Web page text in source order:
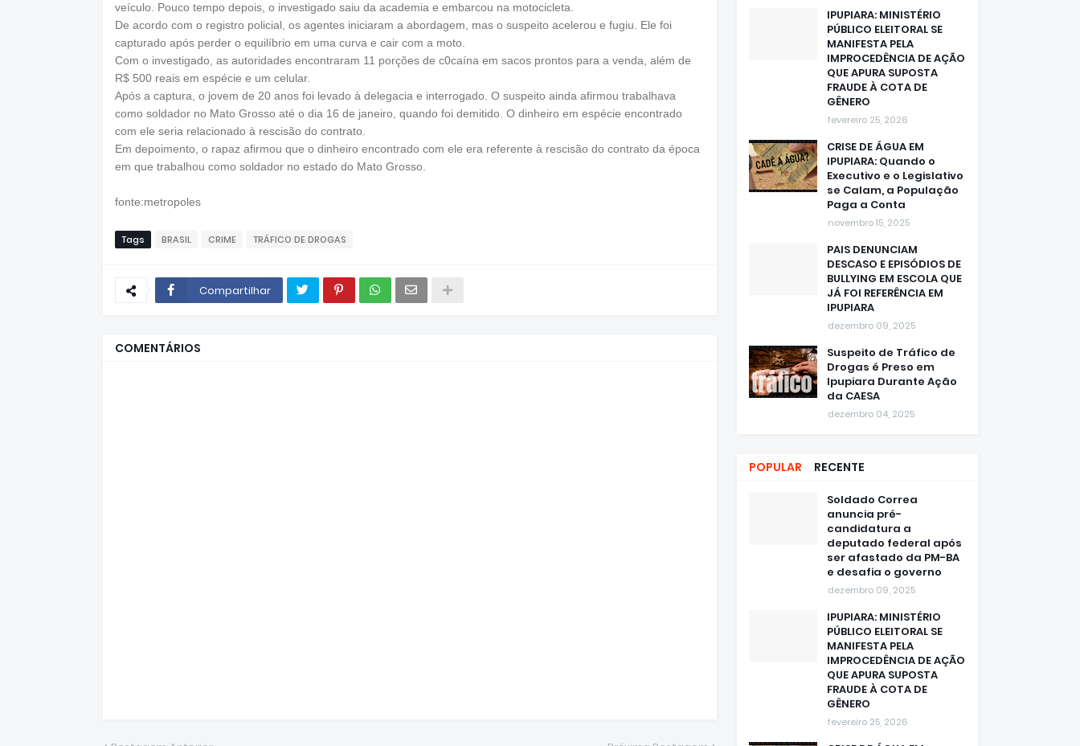
veículo. Pouco tempo depois, o investigado saiu da academia e embarcou na motocicleta.
De acordo com o registro policial, os agentes iniciaram a abordagem, mas o suspeito acelerou e fugiu. Ele foi
capturado após perder o equilíbrio em uma curva e cair com a moto.
Com o investigado, as autoridades encontraram 11 porções de c0caína em sacos prontos para a venda, além de
R$ 500 reais em espécie e um celular.
Após a captura, o jovem de 20 anos foi levado à delegacia e interrogado. O suspeito ainda afirmou trabalhava
como soldador no Mato Grosso até o dia 16 de janeiro, quando foi demitido. O dinheiro em espécie encontrado
com ele seria relacionado à rescisão do contrato.
Em depoimento, o rapaz afirmou que o dinheiro encontrado com ele era referente à rescisão do contrato da época
em que trabalhou como soldador no estado do Mato Grosso.
fonte:metropoles
Tags BRASIL CRIME TRÁFICO DE DROGAS
Compartilhar
COMENTÁRIOS
IPUPIARA: MINISTÉRIO
PÚBLICO ELEITORAL SE
MANIFESTA PELA
IMPROCEDÊNCIA DE AÇÃO
QUE APURA SUPOSTA
FRAUDE À COTA DE
GÊNERO
fevereiro 25, 2026
CRISE DE ÁGUA EM
IPUPIARA: Quando o
Executivo e o Legislativo
se Calam, a População
Paga a Conta
novembro 15, 2025
PAIS DENUNCIAM
DESCASO E EPISÓDIOS DE
BULLYING EM ESCOLA QUE
JÁ FOI REFERÊNCIA EM
IPUPIARA
dezembro 09, 2025
Suspeito de Tráfico de
Drogas é Preso em
Ipupiara Durante Ação
da CAESA
dezembro 04, 2025
POPULAR RECENTE
Soldado Correa
anuncia pré-
candidatura a
deputado federal após
ser afastado da PM-BA
e desafia o governo
dezembro 09, 2025
IPUPIARA: MINISTÉRIO
PÚBLICO ELEITORAL SE
MANIFESTA PELA
IMPROCEDÊNCIA DE AÇÃO
QUE APURA SUPOSTA
FRAUDE À COTA DE
GÊNERO
fevereiro 25, 2026